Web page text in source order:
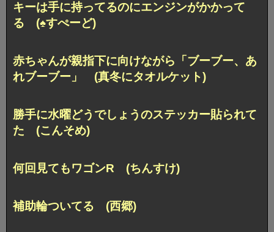
キーは手に持ってるのにエンジンがかかって
る (♠すぺーど)
赤ちゃんが親指下に向けながら 「ブーブー、あ
れブーブー」 (真冬にタオルケット)
勝手に水曜どうでしょうのステッカー貼られて
た (こんそめ)
何回見てもワゴンR (ちんすけ)
補助輪ついてる (西郷)